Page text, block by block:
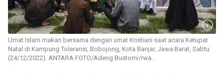
Umat Islam makan bersama dengan umat Kristiani saat acara Ketupat
Natal di Kampung Toleransi, Bobojong, Kota Banjar, Jawa Barat, Sabtu
(24/12/2022). ANTARA FOTO/Adeng Bustomi/rwa.